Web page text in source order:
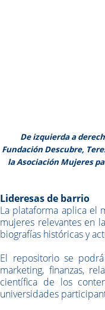
De izquierda a
Fundación Descubre,
la Asociación Mujeres
Lideresas de barrio
La plataforma aplica el
mujeres relevantes en
biografías históricas y
El repositorio se
marketing, finanzas,
científica de los
universidades